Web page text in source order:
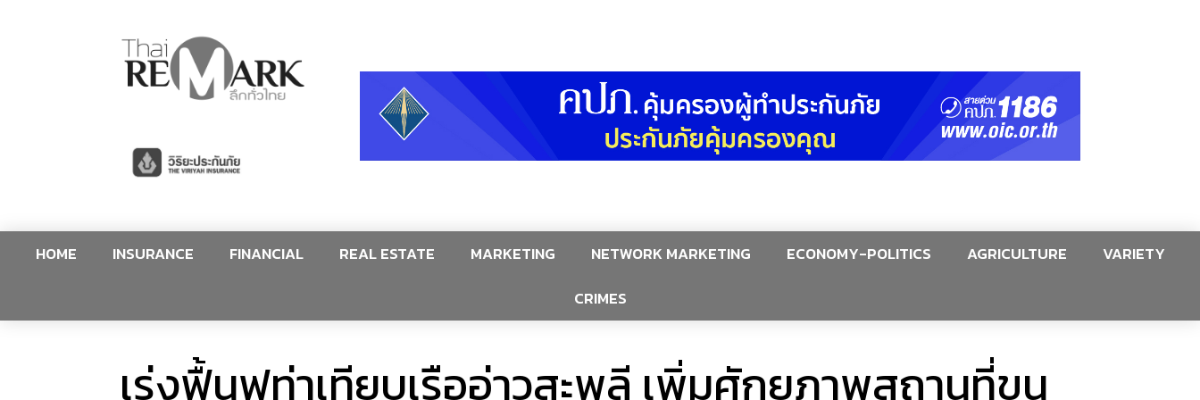
HOME INSURANCE FINANCIAL REAL ESTATE MARKETING NETWORK MARKETING ECONOMY-POLITICS AGRICULTURE
VARIETY
CRIMES
เร่งฟื้นฟูท่าเทียบเรืออ่าวสะพลี เพิ่มศักยภาพสถานที่ขน